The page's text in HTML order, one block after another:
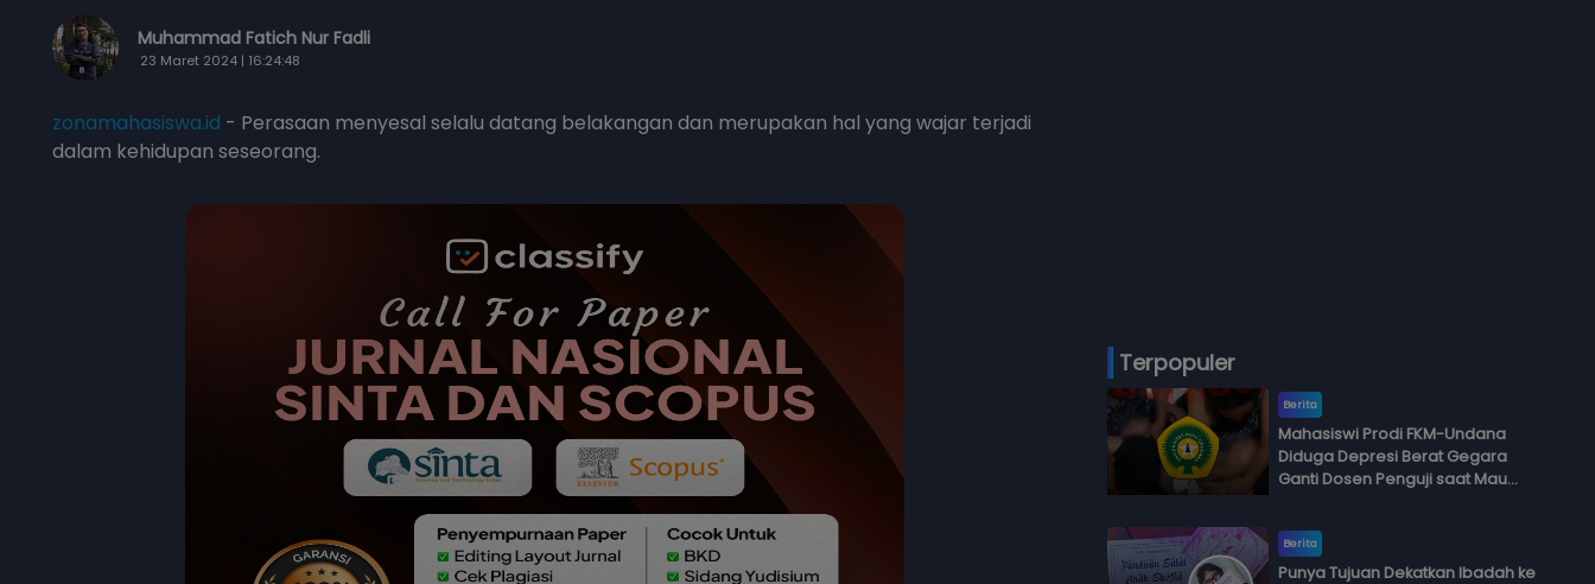
Muhammad Fatich Nur Fadli
23 Maret 2024 | 16:24:48
zonamahasiswa.id - Perasaan menyesal selalu datang belakangan dan merupakan hal yang wajar terjadi
dalam kehidupan seseorang.
Terpopuler
Berita
Mahasiswi Prodi FKM-Undana
Diduga Depresi Berat Gegara
Ganti Dosen Penguji saat Mau
Berita
Punya Tujuan Dekatkan Ibadah ke